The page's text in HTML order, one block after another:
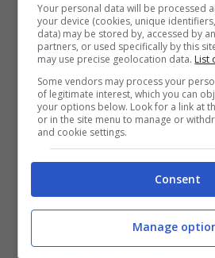
propria icona, al pari dello
tedesco. Non poteva
mitico incontro tra i due,
anni fa.
Your personal data will be processed
your device (cookies, unique
data) may be stored by, accessed by
partners, or used specifically by this
may use precise geolocation data. List
Some vendors may process your
of legitimate interest, which you can
your options below. Look for a link at
or in the site menu to manage or
and cookie settings.
Consent
Manage